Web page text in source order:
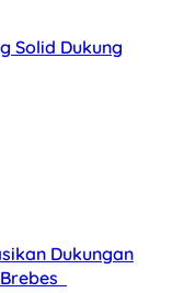
Solid Dukung
Dukungan